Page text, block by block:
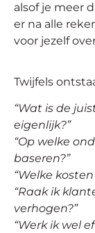
alsof je meer
er na alle
voor jezelf
Twijfels
“Wat is de
eigenlijk?”
“Op welke
baseren?”
“Welke
“Raak ik
verhogen?”
“Werk ik wel